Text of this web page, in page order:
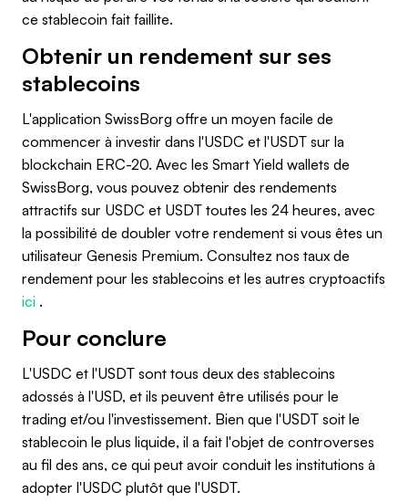
ce stablecoin fait faillite.
Obtenir un rendement sur ses
stablecoins
L'application SwissBorg offre un moyen facile de
commencer à investir dans l'USDC et l'USDT sur la
blockchain ERC-20. Avec les Smart Yield wallets de
SwissBorg, vous pouvez obtenir des rendements
attractifs sur USDC et USDT toutes les 24 heures, avec
la possibilité de doubler votre rendement si vous êtes un
utilisateur Genesis Premium. Consultez nos taux de
rendement pour les stablecoins et les autres cryptoactifs
ici .
Pour conclure
L'USDC et l'USDT sont tous deux des stablecoins
adossés à l'USD, et ils peuvent être utilisés pour le
trading et/ou l'investissement. Bien que l'USDT soit le
stablecoin le plus liquide, il a fait l'objet de controverses
au fil des ans, ce qui peut avoir conduit les institutions à
adopter l'USDC plutôt que l'USDT.